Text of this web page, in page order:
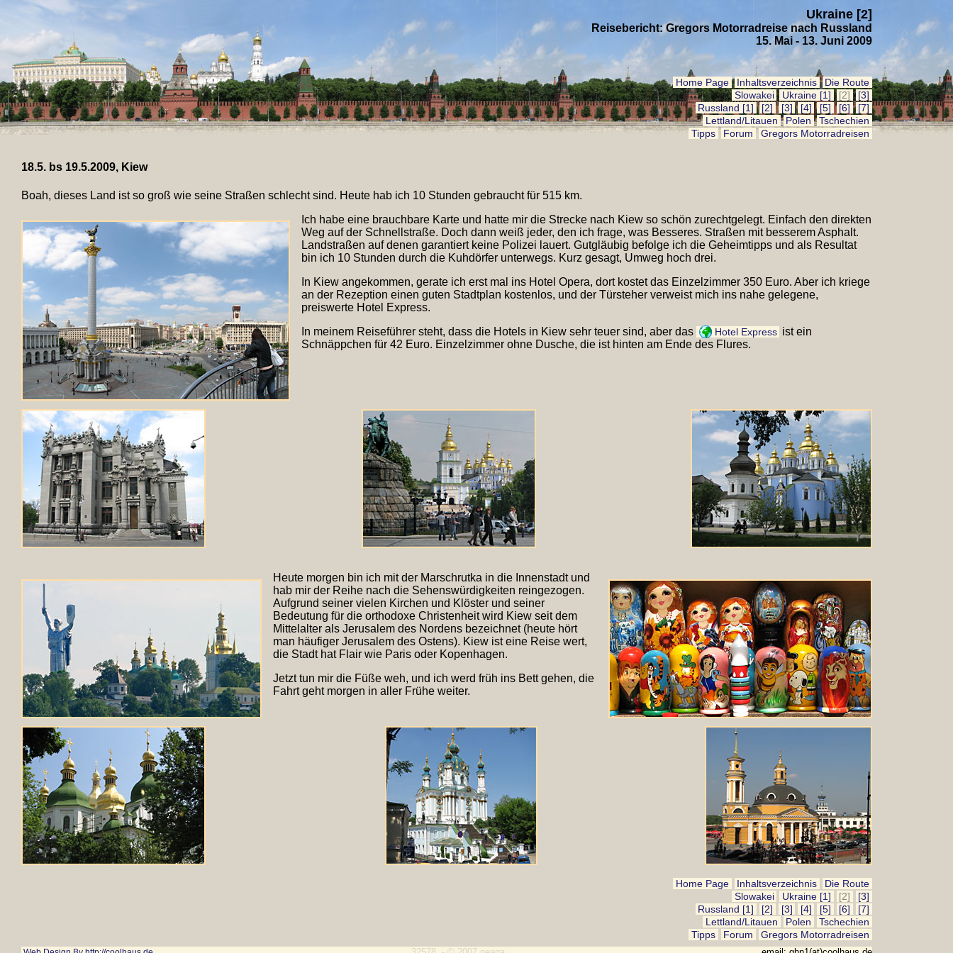
Ukraine [2]
Reisebericht: Gregor s Motorrad reise nach Russland
15. Mai - 13. Juni 2009
Home Page Inhaltsverzeichnis
Die Route
Slowakei
Ukraine [1] [2]
[3]
Russland [1]
[2] [3] [4] [5] [6]
[7]
Lettland/Litauen
Polen
Tschechien
Tipps
Forum Gregors Motorrad reisen
18.5. bs 19.5.2009, Kiew
Boah, dieses Land ist so groß wie seine Straßen schlecht sind. Heute hab ich 10 Stunden gebraucht für 515 km.
Ich habe eine brauchbare Karte und hatte mir die Strecke nach Kiew so schön zurechtgelegt. Einfach den direkten
Weg auf der Schnellstraße. Doch dann weiß jeder, den ich frage, was Besseres. Straßen mit besserem Asphalt.
Landstraßen auf denen garantiert keine Polizei lauert. Gutgläubig befolge ich die Geheimtipps und als Resultat
bin ich 10 Stunden durch die Kuhdörfer unterwegs. Kurz gesagt, Umweg hoch drei.
In Kiew angekommen, gerate ich erst mal ins Hotel Opera, dort kostet das Einzelzimmer 350 Euro. Aber ich kriege
an der Rezeption einen guten Stadtplan kostenlos, und der Türsteher verweist mich ins nahe gelegene,
preiswerte Hotel Express.
In meinem Reiseführer steht, dass die Hotels in Kiew sehr teuer sind, aber das
Hotel Express ist ein
Schnäppchen für 42 Euro. Einzelzimmer ohne Dusche, die ist hinten am Ende des Flures.
Heute morgen bin ich mit der Marschrutka in die Innenstadt und
hab mir der Reihe nach die Sehenswürdigkeiten reingezogen.
Aufgrund seiner vielen Kirchen und Klöster und seiner
Bedeutung für die orthodoxe Christenheit wird Kiew seit dem
Mittelalter als Jerusalem des Nordens bezeichnet (heute hört
man häufiger Jerusalem des Ostens). Kiew ist eine Reise wert,
die Stadt hat Flair wie Paris oder Kopenhagen.
Jetzt tun mir die Füße weh, und ich werd früh ins Bett gehen, die
Fahrt geht morgen in aller Frühe weiter.
Home Page Inhaltsverzeichnis
Die Route
Slowakei
Ukraine [1] [2]
[3]
Russland [1]
[2] [3] [4] [5] [6]
[7]
Lettland/Litauen
Polen
Tschechien
Tipps
Forum Gregors Motorrad reisen